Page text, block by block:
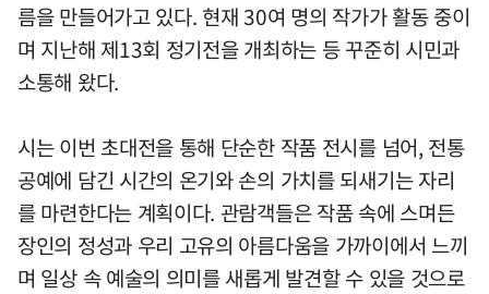
름을 만들어가고 있다. 현재 30여 명의 작가가 활동 중이
며 지난해 제13회 정기전을 개최하는 등 꾸준히 시민과
소통해 왔다.
시는 이번 초대전을 통해 단순한 작품 전시를 넘어, 전통
공예에 담긴 시간의 온기와 손의 가치를 되새기는 자리
를 마련한다는 계획이다. 관람객들은 작품 속에 스며든
장인의 정성과 우리 고유의 아름다움을 가까이에서 느끼
며 일상 속 예술의 의미를 새롭게 발견할 수 있을 것으로